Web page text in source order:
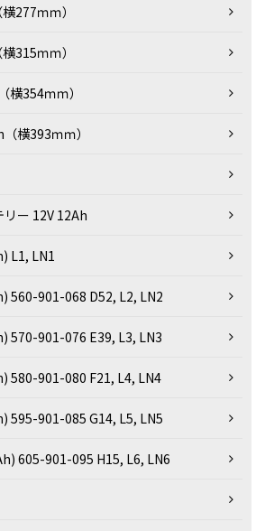
277ｍｍ）
315ｍｍ）
354ｍｍ）
横393ｍｍ）
リー 12V 12Ah
L1, LN1
560-901-068 D52, L2, LN2
570-901-076 E39, L3, LN3
580-901-080 F21, L4, LN4
595-901-085 G14, L5, LN5
605-901-095 H15, L6, LN6